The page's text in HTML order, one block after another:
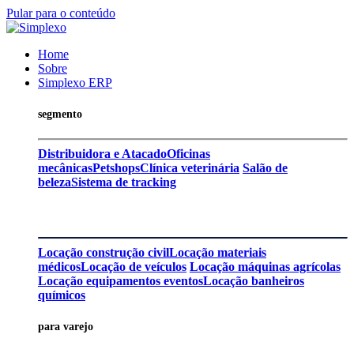
Pular para o conteúdo
Home
Sobre
Simplexo ERP
segmento
Distribuidora e AtacadoOficinas
mecânicasPetshopsClínica veterinária Salão de
belezaSistema de tracking
Locação construção civilLocação materiais
médicosLocação de veículos Locação máquinas agrícolas
Locação equipamentos eventosLocação banheiros
químicos
para varejo